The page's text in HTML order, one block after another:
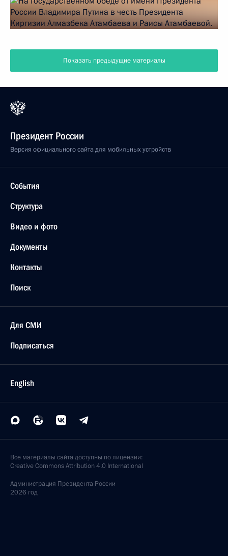
Показать предыдущие материалы
Президент России
Версия официального сайта для мобильных устройств
События
Структура
Видео и фото
Документы
Контакты
Поиск
Для СМИ
Подписаться
English
Все материалы сайта доступны по лицензии:
Creative Commons Attribution 4.0 International
Администрация Президента России
2026 год